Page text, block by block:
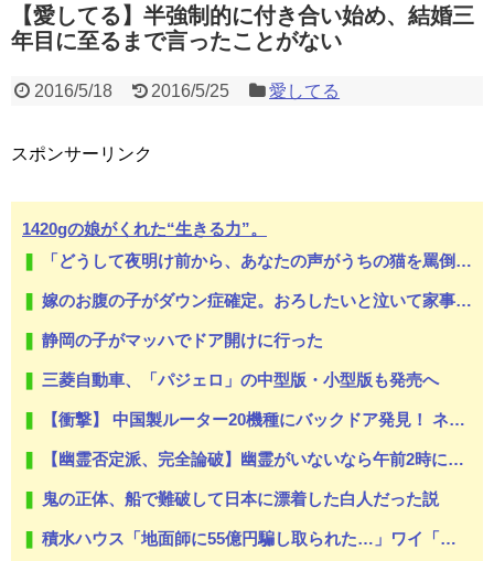
【愛してる】半強制的に付き合い始め、結婚三
年目に至るまで言ったことがない
2016/5/18 2016/5/25 愛してる
スポンサーリンク
1420gの娘がくれた“生きる力”。
「どうして夜明け前から、あなたの声がうちの猫を罵倒しているんですか」隣人が給餌器を抱えて訪ねてきた朝
嫁のお腹の子がダウン症確定。おろしたいと泣いて家事もまともにしない。命を粗末にするなと叱ったら「なら貴方が会社辞めて専業主夫になって全部面倒見て。誓約書書いて」
静岡の子がマッハでドア開けに行った
三菱自動車、「パジェロ」の中型版・小型版も発売へ
【衝撃】 中国製ルーター20機種にバックドア発見！ ネットに繋ぐだけで35秒ごとに中国のサーバーと通信
【幽霊否定派、完全論破】幽霊がいないなら午前2時に一人で墓石を木刀で叩き割れるよな？www
鬼の正体、船で難破して日本に漂着した白人だった説
積水ハウス「地面師に55億円騙し取られた…」ワイ「はえーかわいそう…会社滅茶苦茶やろなぁ」